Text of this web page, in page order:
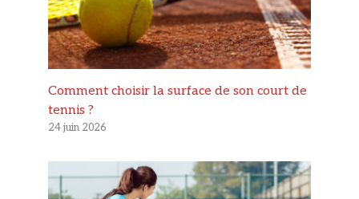
Comment choisir la surface de son court de
tennis ?
24 juin 2026